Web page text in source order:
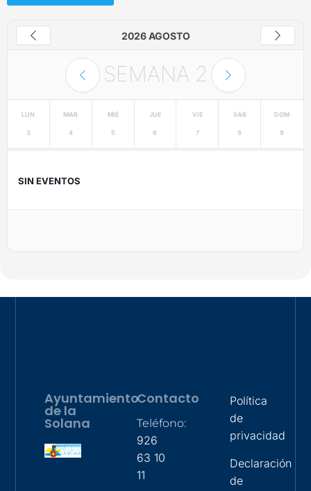
2026 AGOSTO
SEMANA 2
LUN
3
MAR
4
MIÉ
5
JUE
6
VIE
7
SÁB
8
DOM
9
SIN EVENTOS
Ayuntamiento
de la
Solana
Contacto
Teléfono:
926
63 10
11
Política
de
privacidad
Declaración
de